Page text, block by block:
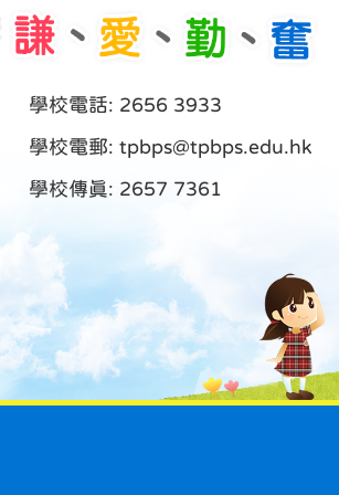
學校電話: 2656 3933
學校電郵: tpbps@tpbps.edu.hk
學校傳真: 2657 7361